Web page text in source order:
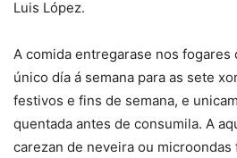
Luis López.
A comida entregarase nos
único día á semana para as sete
festivos e fins de semana, e
quentada antes de consumila. A
carezan de neveira ou